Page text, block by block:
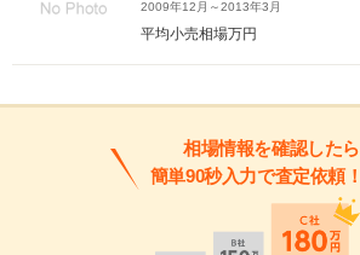
2009年12月～2013年3月
平均小売相場万円
相場情報を確認したら
簡単90秒入力で査定依頼！